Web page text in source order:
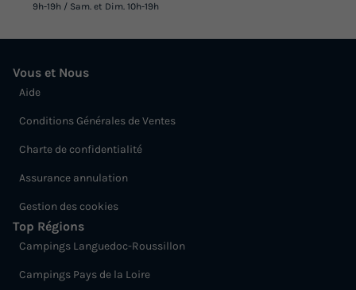
9h-19h / Sam. et Dim. 10h-19h
Vous et Nous
Aide
Conditions Générales de Ventes
Charte de confidentialité
Assurance annulation
Gestion des cookies
Top Régions
Campings Languedoc-Roussillon
Campings Pays de la Loire